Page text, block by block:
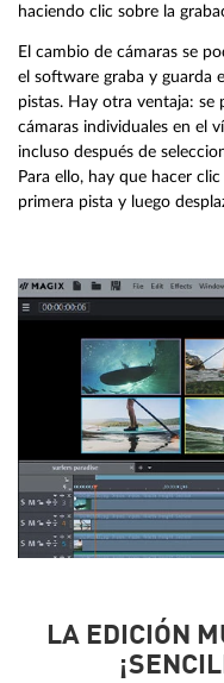
haciendo clic sobre la
El cambio de cámaras se
el software graba y guarda
pistas. Hay otra ventaja:
cámaras individuales en el
incluso después de
Para ello, hay que hacer
primera pista y luego
LA EDICIÓN